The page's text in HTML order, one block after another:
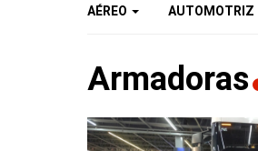
AÉREO AUTOMOTRIZ
Armadoras